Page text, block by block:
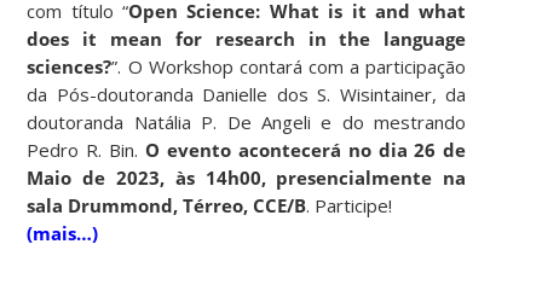
com título “Open Science: What is it and what
does it mean for research in the language
sciences?”. O Workshop contará com a participação
da Pós-doutoranda Danielle dos S. Wisintainer, da
doutoranda Natália P. De Angeli e do mestrando
Pedro R. Bin. O evento acontecerá no dia 26 de
Maio de 2023, às 14h00, presencialmente na
sala Drummond, Térreo, CCE/B. Participe!
(mais…)